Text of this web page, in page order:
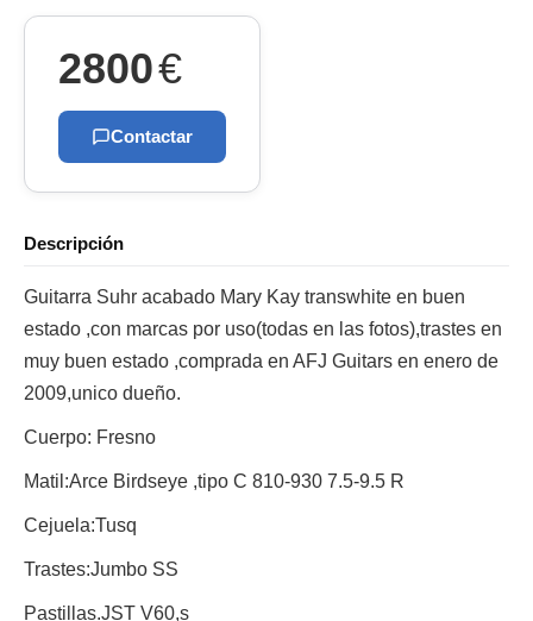
2800€
Contactar
Descripción
Guitarra Suhr acabado Mary Kay transwhite en buen
estado ,con marcas por uso(todas en las fotos),trastes en
muy buen estado ,comprada en AFJ Guitars en enero de
2009,unico dueño.
Cuerpo: Fresno
Matil:Arce Birdseye ,tipo C 810-930 7.5-9.5 R
Cejuela:Tusq
Trastes:Jumbo SS
Pastillas.JST V60,s